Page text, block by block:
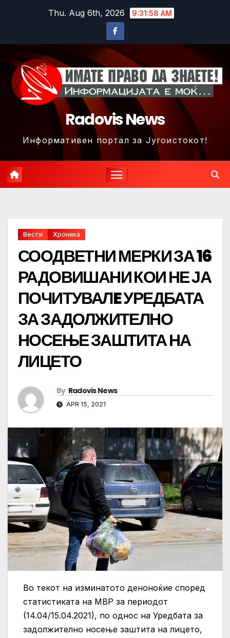
Thu. Aug 6th, 2026 9:32:01 AM
Radovis News
Информативен портал за Југоистокот!
Вести Хроника
СООДВЕТНИ МЕРКИ ЗА 16
РАДОВИШАНИ КОИ НЕ ЈА
ПОЧИТУВАЛE УРЕДБАТА
ЗА ЗАДОЛЖИТЕЛНО
НОСЕЊЕ ЗАШТИТА НА
ЛИЦЕТО
By Radovis News
APR 15, 2021
Во текот на изминатото деноноќие според
статистиката на МВР за периодот
(14.04/15.04.2021), по однос на Уредбата за
задолжително носење заштита на лицето,